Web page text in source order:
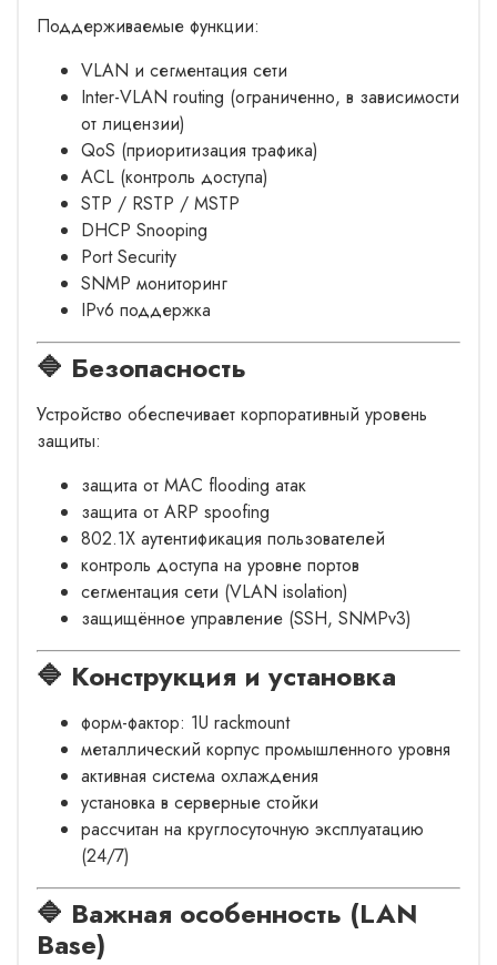
Поддерживаемые функции:
VLAN и сегментация сети
Inter-VLAN routing (ограниченно, в зависимости
от лицензии)
QoS (приоритизация трафика)
ACL (контроль доступа)
STP / RSTP / MSTP
DHCP Snooping
Port Security
SNMP мониторинг
IPv6 поддержка
🔷 Безопасность
Устройство обеспечивает корпоративный уровень
защиты:
защита от MAC flooding атак
защита от ARP spoofing
802.1X аутентификация пользователей
контроль доступа на уровне портов
сегментация сети (VLAN isolation)
защищённое управление (SSH, SNMPv3)
🔷 Конструкция и установка
форм-фактор: 1U rackmount
металлический корпус промышленного уровня
активная система охлаждения
установка в серверные стойки
рассчитан на круглосуточную эксплуатацию
(24/7)
🔷 Важная особенность (LAN
Base)